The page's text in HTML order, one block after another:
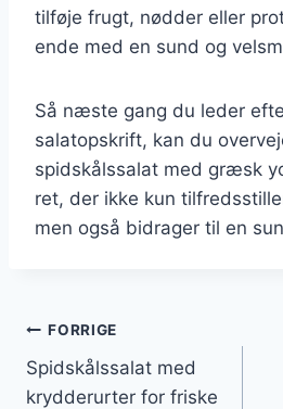
tilføje frugt, nødder eller
ende med en sund og
Så næste gang du leder
salatopskrift, kan du
spidskålssalat med græsk
ret, der ikke kun
men også bidrager til en
Indlægsnavigation
FORRIGE
Spidskålssalat med
krydderurter for friske